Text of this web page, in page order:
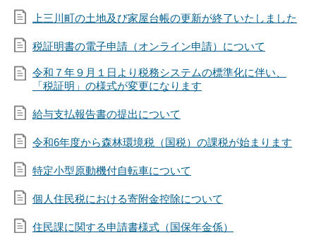
上三川町の土地及び家屋台帳の更新が終了いたしました
税証明書の電子申請（オンライン申請）について
令和７年９月１日より税務システムの標準化に伴い、
「税証明」の様式が変更になります
給与支払報告書の提出について
令和6年度から森林環境税（国税）の課税が始まります
特定小型原動機付自転車について
個人住民税における寄附金控除について
住民課に関する申請書様式（国保年金係）